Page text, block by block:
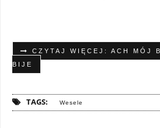
CZYTAJ WIĘCEJ: ACH MÓJ
BIJE
TAGS: Wesele